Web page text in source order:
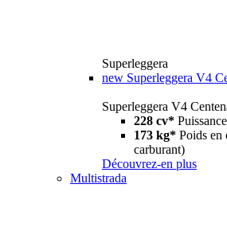
Superleggera
new Superleggera V4
Superleggera V4
228 cv* Puissance
173 kg* Poids en
carburant)
Découvrez-en plus
Multistrada